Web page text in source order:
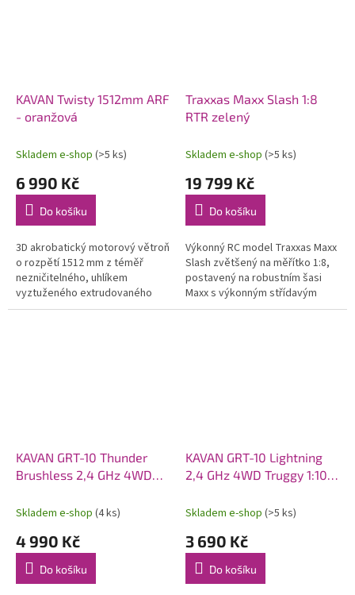
KAVAN Twisty 1512mm ARF
- oranžová
Skladem e-shop (>5 ks)
6 990 Kč
Do košíku
3D akrobatický motorový větroň
o rozpětí 1512 mm z téměř
nezničitelného, uhlíkem
vyztuženého extrudovaného
pěnového polyolefinu (EPO).
Traxxas Maxx Slash 1:8
RTR zelený
Skladem e-shop (>5 ks)
19 799 Kč
Do košíku
Výkonný RC model Traxxas Maxx
Slash zvětšený na měřítko 1:8,
postavený na robustním šasi
Maxx s výkonným střídavým
pohonem 6S. Model poskytuje
KAVAN GRT-10 Thunder
Brushless 2,4 GHz 4WD
Červený
Skladem e-shop (4 ks)
4 990 Kč
Do košíku
KAVAN GRT-10 Lightning
2,4 GHz 4WD Truggy 1:10 -
Skladem e-shop (>5 ks)
3 690 Kč
Do košíku